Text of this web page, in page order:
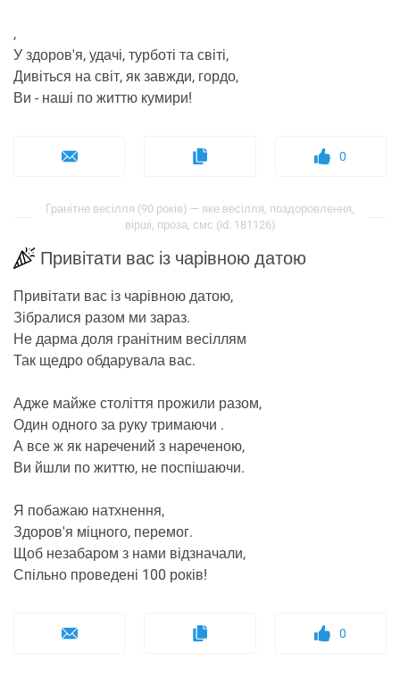
,
У здоров'я, удачі, турботі та світі,
Дивіться на світ, як завжди, гордо,
Ви - наші по життю кумири!
0
Гранітне весілля (90 років) — яке весілля, поздоровлення,
вірші, проза, смс (id: 181126)
Привітати вас із чарівною датою
Привітати вас із чарівною датою,
Зібралися разом ми зараз.
Не дарма доля гранітним весіллям
Так щедро обдарувала вас.
Адже майже століття прожили разом,
Один одного за руку тримаючи .
А все ж як наречений з нареченою,
Ви йшли по життю, не поспішаючи.
Я побажаю натхнення,
Здоров'я міцного, перемог.
Щоб незабаром з нами відзначали,
Спільно проведені 100 років!
0